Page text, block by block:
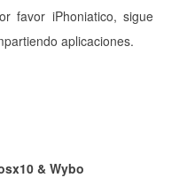
favor iPhoniatico, sigue
aplicaciones.
& Wybo